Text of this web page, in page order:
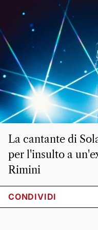
La cantante di
per l'insulto a
Rimini
CONDIVIDI